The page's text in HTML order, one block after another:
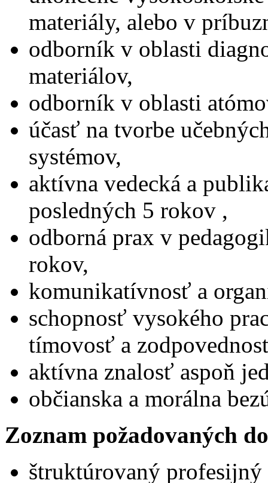
materiály, alebo v
odborník v oblasti
materiálov,
odborník v oblasti
účasť na tvorbe
systémov,
aktívna vedecká a
posledných 5 rokov ,
odborná prax v
rokov,
komunikatívnosť a
schopnosť vysokého
tímovosť a
aktívna znalosť aspoň
občianska a morálna
Zoznam požadovaných
štruktúrovaný